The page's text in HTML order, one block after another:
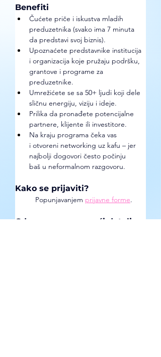
Benefiti
Čućete priče i iskustva mladih
preduzetnika (svako ima 7 minuta
da predstavi svoj biznis).
Upoznaćete predstavnike institucija
i organizacija koje pružaju podršku,
grantove i programe za
preduzetnike.
Umrežićete se sa 50+ ljudi koji dele
sličnu energiju, viziju i ideje.
Prilika da pronađete potencijalne
partnere, klijente ili investitore.
Na kraju programa čeka vas
i otvoreni networking uz kafu – jer
najbolji dogovori često počinju
baš u neformalnom razgovoru.
Kako se prijaviti?
	Popunjavanjem
prijavne forme.
Gde se mogu pronaći detaljne